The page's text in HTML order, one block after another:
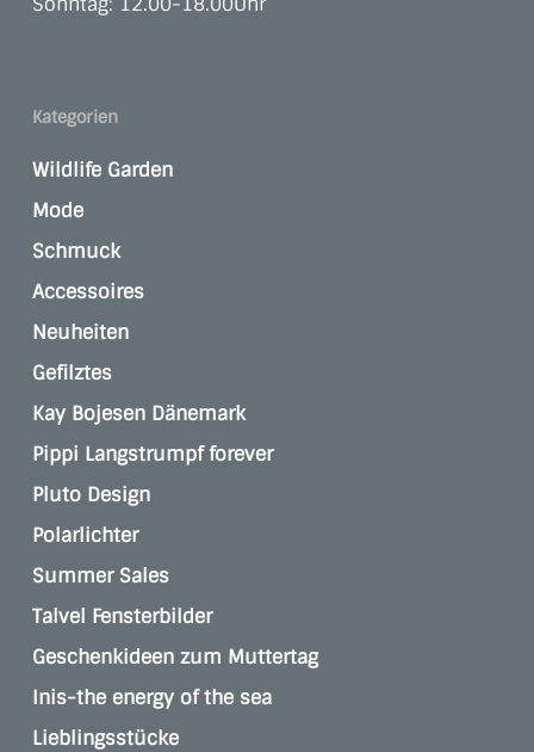
Kategorien
Wildlife Garden
Mode
Schmuck
Accessoires
Neuheiten
Gefilztes
Kay Bojesen Dänemark
Pippi Langstrumpf forever
Pluto Design
Polarlichter
Summer Sales
Talvel Fensterbilder
Geschenkideen zum Muttertag
Inis-the energy of the sea
Lieblingsstücke